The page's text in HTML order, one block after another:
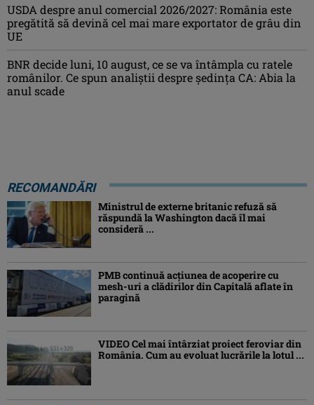
USDA despre anul comercial 2026/2027: România este
pregătită să devină cel mai mare exportator de grâu din
UE
BNR decide luni, 10 august, ce se va întâmpla cu ratele
românilor. Ce spun analiștii despre ședința CA: Abia la
anul scade
RECOMANDĂRI
Ministrul de externe britanic refuză să
răspundă la Washington dacă îl mai
consideră ...
PMB continuă acțiunea de acoperire cu
mesh-uri a clădirilor din Capitală aflate în
paragină
VIDEO Cel mai întârziat proiect feroviar din
România. Cum au evoluat lucrările la lotul ...